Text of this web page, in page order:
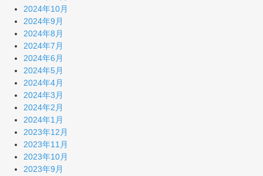
2024年10月
2024年9月
2024年8月
2024年7月
2024年6月
2024年5月
2024年4月
2024年3月
2024年2月
2024年1月
2023年12月
2023年11月
2023年10月
2023年9月